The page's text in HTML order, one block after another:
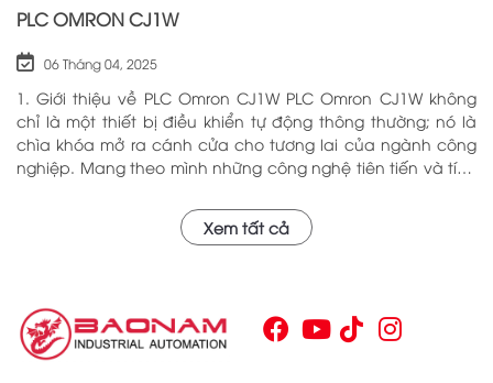
PLC OMRON CJ1W
06 Tháng 04, 2025
1. Giới thiệu về PLC Omron CJ1W PLC Omron CJ1W không
chỉ là một thiết bị điều khiển tự động thông thường; nó là
chìa khóa mở ra cánh cửa cho tương lai của ngành công
nghiệp. Mang theo mình những công nghệ tiên tiến và tính
mình qua nhiều năm phục vụ trong nhiều lĩnh vực khác
nhau. Với khả năng hoạt động ổn định và hiệu quả, sản
Chính vì vậy, việc nắm vững những thông tin cơ bản về PLC
Omron CJ1W là điều cần thiết cho bất kỳ ai muốn cải thiện
hiệu suất công việc của mình.
Xem tất cả